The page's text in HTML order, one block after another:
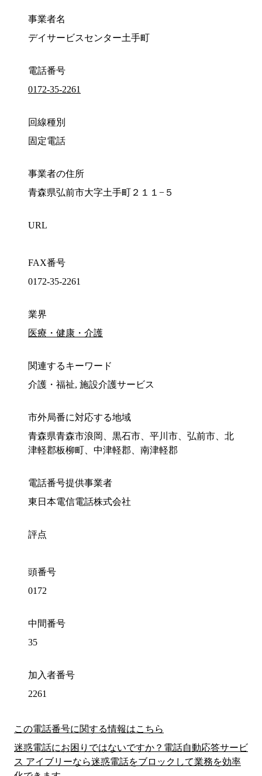
事業者名
デイサービスセンター土手町
電話番号
0172-35-2261
回線種別
固定電話
事業者の住所
青森県弘前市大字土手町２１１−５
URL
FAX番号
0172-35-2261
業界
医療・健康・介護
関連するキーワード
介護・福祉, 施設介護サービス
市外局番に対応する地域
青森県青森市浪岡、黒石市、平川市、弘前市、北
津軽郡板柳町、中津軽郡、南津軽郡
電話番号提供事業者
東日本電信電話株式会社
評点
頭番号
0172
中間番号
35
加入者番号
2261
この電話番号に関する情報はこちら
迷惑電話にお困りではないですか？電話自動応答サービ
ス アイブリーなら迷惑電話をブロックして業務を効率